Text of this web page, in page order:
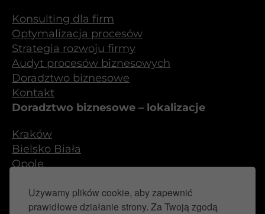
Używamy plików cookie, aby zapewnić
prawidłowe działanie strony. Za Twoją zgodą
Konsulting dla firm
Optymalizacja procesów
Strategia rozwoju firmy
Audyt procesów biznesowych
Doradztwo biznesowe
Kontakt
Doradztwo biznesowe – lokalizacje
Kraków
Bielsko Biała
Opole
Śląsk
Gliwice